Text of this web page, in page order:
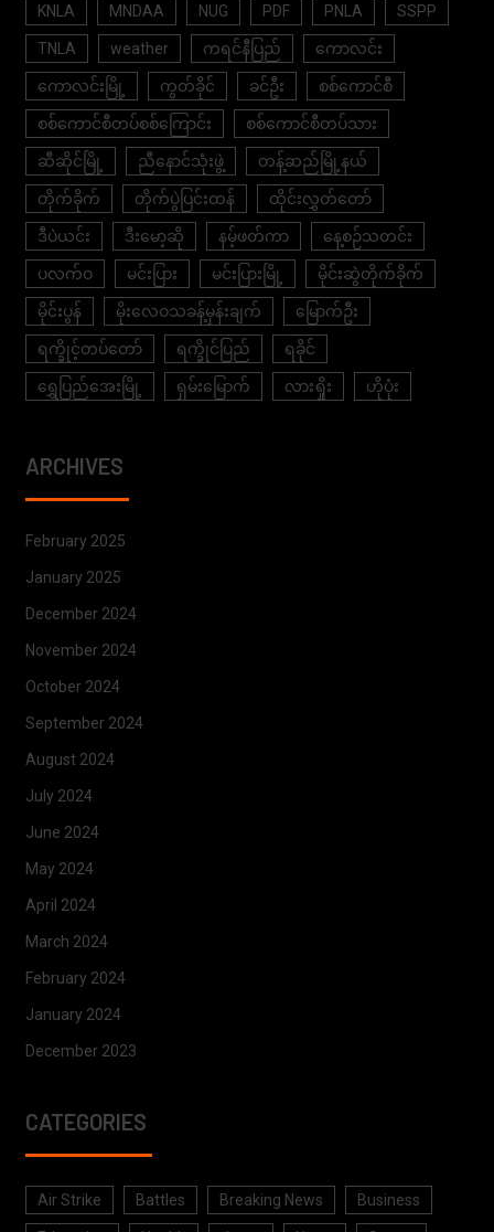
KNLA MNDAA NUG PDF PNLA SSPP
TNLA weather ကရင်နီပြည် ကောလင်း
ကောလင်းမြို့ ကွတ်ခိုင် ခင်ဦး စစ်ကောင်စီ
စစ်ကောင်စီတပ်စစ်ကြောင်း စစ်ကောင်စီတပ်သား
ဆီဆိုင်မြို့ ညီနောင်သုံးဖွဲ့ တန့်ဆည်မြို့နယ်
တိုက်ခိုက် တိုက်ပွဲပြင်းထန် ထိုင်းလွှတ်တော်
ဒီပဲယင်း ဒီးမော့ဆို နမ့်ဖတ်ကာ နေ့စဉ်သတင်း
ပလက်ဝ မင်းပြား မင်းပြားမြို့ မိုင်းဆွဲတိုက်ခိုက်
မိုင်းပွန် မိုးလေဝသခန့်မှန်းချက် မြောက်ဦး
ရက္ခိုင့်တပ်တော် ရက္ခိုင်ပြည် ရခိုင်
ရွှေပြည်အေးမြို့ ရှမ်းမြောက် လားရှိုး ဟိုပုံး
ARCHIVES
February 2025
January 2025
December 2024
November 2024
October 2024
September 2024
August 2024
July 2024
June 2024
May 2024
April 2024
March 2024
February 2024
January 2024
December 2023
CATEGORIES
Air Strike Battles Breaking News Business